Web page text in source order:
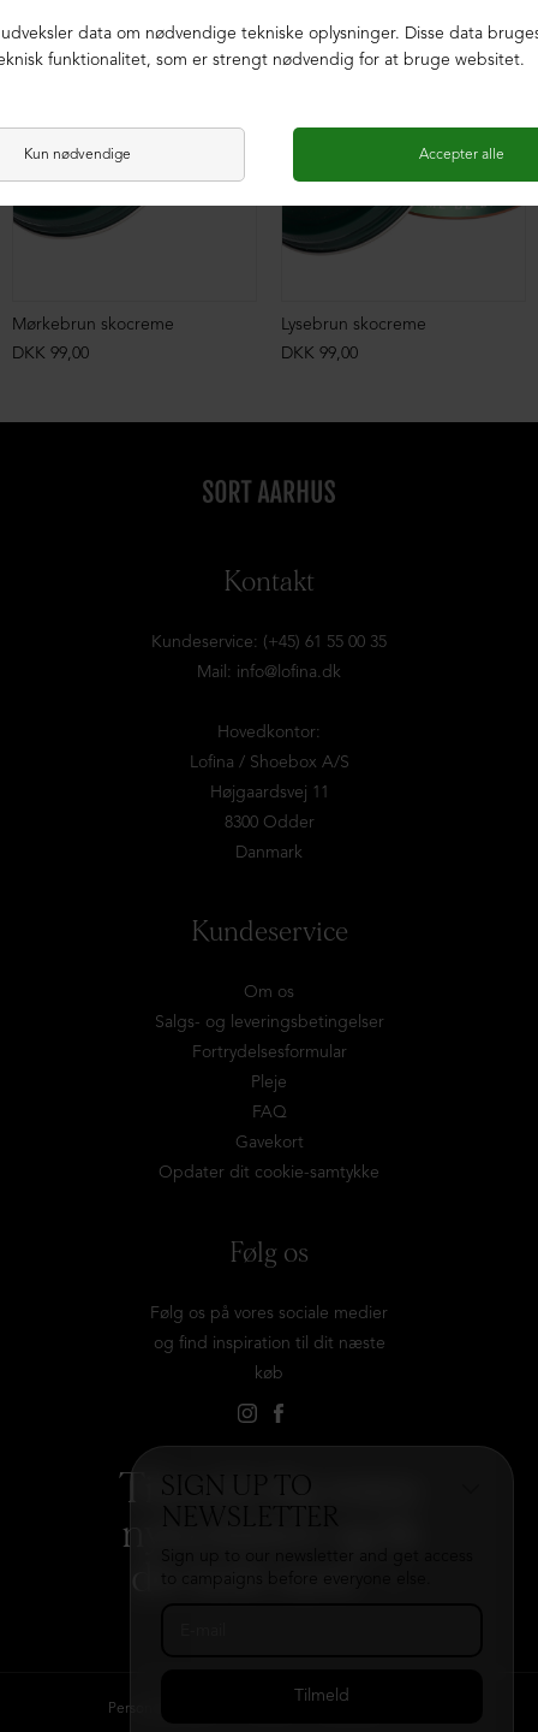
SIGN UP TO
Mørkebrun skocreme
DKK 99,00
Lysebrun skocreme
DKK 99,00
Kontakt
Kundeservice: (+45) 61 55 00 35
Mail: info@lofina.dk
Hovedkontor:
Lofina / Shoebox A/S
Højgaardsvej 11
8300 Odder
Danmark
Kundeservice
Om os
Salgs- og leveringsbetingelser
Fortrydelsesformular
Pleje
FAQ
Gavekort
Opdater dit cookie-samtykke
Følg os
Følg os på vores sociale medier
og find inspiration til dit næste
køb
Tilmeld dig vores
nyhedsbrev og få
Persondatapolitik